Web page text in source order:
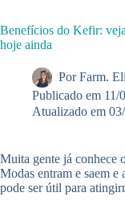
Benefícios do Kefir:
hoje ainda
Por Farm.
Publicado em 11/
Atualizado em
Muita gente já conhece
Modas entram e saem e
pode ser útil para